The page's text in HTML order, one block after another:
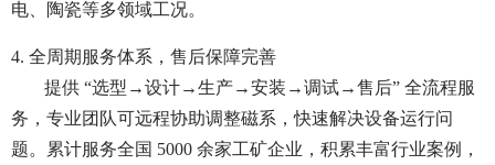
电、陶瓷等多领域工况。
4. 全周期服务体系，售后保障完善
提供 “选型→设计→生产→安装→调试→售后” 全流程服
务，专业团队可远程协助调整磁系，快速解决设备运行问
题。累计服务全国 5000 余家工矿企业，积累丰富行业案例，